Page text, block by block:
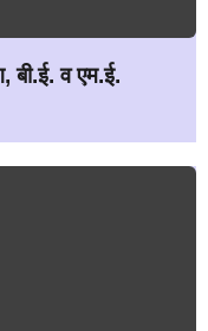
बी.ई. व एम.ई.